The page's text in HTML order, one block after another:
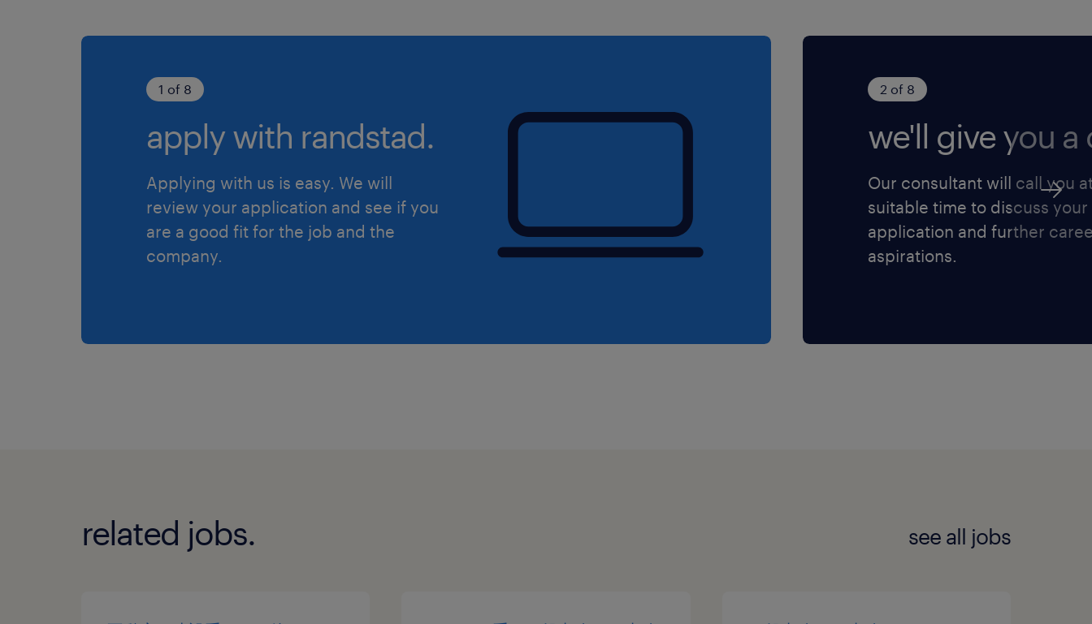
1 of 8
apply with randstad.
Applying with us is easy. We will
review your application and see if you
are a good fit for the job and the
company.
2 of 8
we'll give you a
Our consultant will call you
suitable time to discuss your
application and further
aspirations.
related jobs. see all jobs